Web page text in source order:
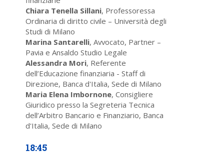
Chiara Tenella Sillani, Professoressa
Ordinaria di diritto civile – Università degli
Studi di Milano
Marina Santarelli, Avvocato, Partner –
Pavia e Ansaldo Studio Legale
Alessandra Mori, Referente
dell’Educazione finanziaria - Staff di
Direzione, Banca d'Italia, Sede di Milano
Maria Elena Imbornone, Consigliere
Giuridico presso la Segreteria Tecnica
dell’Arbitro Bancario e Finanziario, Banca
d'Italia, Sede di Milano
18:45